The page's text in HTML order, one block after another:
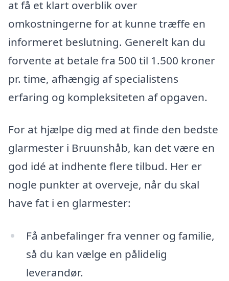
at få et klart overblik over
omkostningerne for at kunne træffe en
informeret beslutning. Generelt kan du
forvente at betale fra 500 til 1.500 kroner
pr. time, afhængig af specialistens
erfaring og kompleksiteten af opgaven.
For at hjælpe dig med at finde den bedste
glarmester i Bruunshåb, kan det være en
god idé at indhente flere tilbud. Her er
nogle punkter at overveje, når du skal
have fat i en glarmester:
Få anbefalinger fra venner og familie,
så du kan vælge en pålidelig
leverandør.